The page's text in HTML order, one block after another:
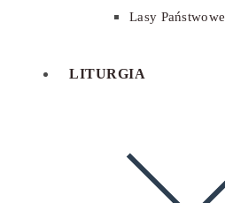
Lasy Państwowe
LITURGIA